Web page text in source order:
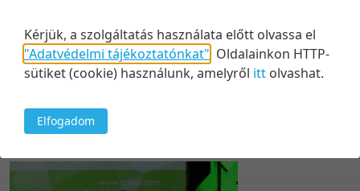
Keresés
Relevancia szerint
Kezdés/felvétel dátuma szerint
1 tétel
5 tétel/oldal
10 tétel/oldal
Kérjük, a szolgáltatás használata előtt olvassa el
"Adatvédelmi tájékoztatónkat" Oldalainkon HTTP-
sütiket (cookie) használunk, amelyről itt olvashat.
Elfogadom